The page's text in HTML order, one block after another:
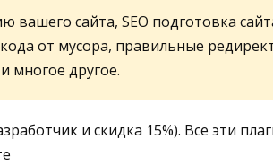
вашего сайта, SEO подготовка
от мусора, правильные
многое другое.
и скидка 15%). Все эти